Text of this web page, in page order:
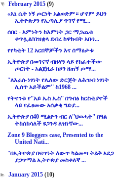
▼February 2015(9)
«እኔ ሴት ነኝ ጦርነት አልወድም። ሆኖም ይህን
ኢትዮጵያን የኢጣሊያ ጥገኛ የሚ...
ሰበር - እምነትን ከእምነት ጋር ማጋጨቱ
ቀጥሏል፣በዝቋላ ደብረ ከዋክብት አቡነ...
የየካቲት 12 አርበኞቻችን እና ሰማዕታቱ
ኢትዮጵያ በመገናኛ ብዙሃን ላይ የከፈተችው
ጦርነት - አልጀዚራ ከዞን ዘጠኝ ጦማ...
''ለእራሱ ነፃነት የሌለው ድርጅት ለሕዝብ ነፃነት
ሊሰጥ አይችልም'' ከ1968 ...
የትናንቱ የ''አይ ኤስ ኤስ'' በግብፅ ክርስቲያኖች
ላይ የፈፀመው አሰቃቂ ግድያ...
ኢትዮጵያ በ40 ሚልዮን ብር ለ''ህወሓት'' በዓል
ትከሰክሳለች ዩጋንዳ ለዝነኛው...
Zone 9 Bloggers case, Presented to the
United Nati...
''በኢትዮጵያ በፍጥነት ለውጥ ካልመጣ ትልቅ አደጋ
ያጋጥማል ኢትዮጵያ መስቀለኛ ...
►January 2015(10)